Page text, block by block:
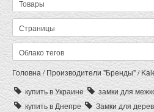
Головна/Производители "Бренды"/
купить в Украине
замки для
купить в Днепре
Замки для